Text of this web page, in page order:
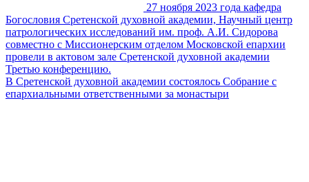
27 ноября 2023 года кафедра
Богословия Сретенской духовной академии, Научный центр
патрологических исследований им. проф. А.И. Сидорова
совместно с Миссионерским отделом Московской епархии
провели в актовом зале Сретенской духовной академии
Третью конференцию.
В Сретенской духовной академии состоялось Собрание с
епархиальными ответственными за монастыри